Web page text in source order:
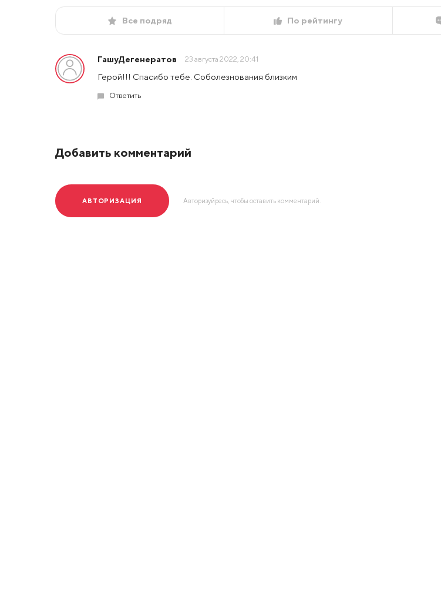
Все подряд По рейтингу
ГашуДегенератов 23 августа 2022, 20:41
Герой!!! Спасибо тебе. Соболезнования близким
Ответить
Добавить комментарий
АВТОРИЗАЦИЯ Авторизуйресь, чтобы оставить комментарий.